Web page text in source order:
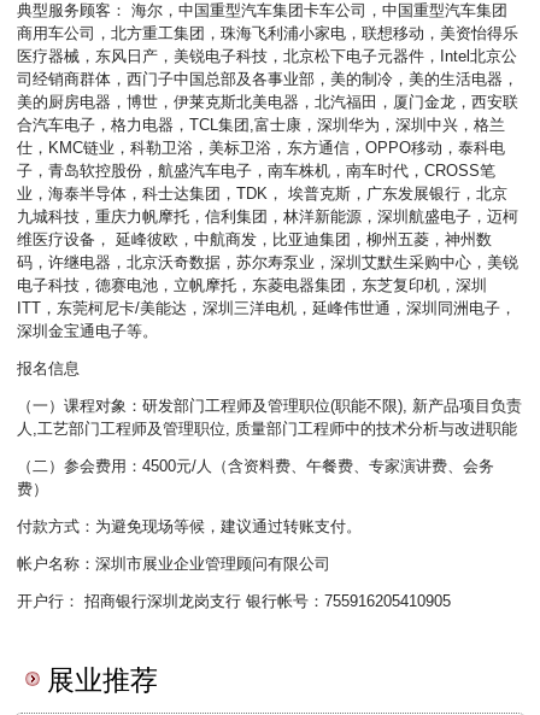
典型服务顾客： 海尔，中国重型汽车集团卡车公司，中国重型汽车集团
商用车公司，北方重工集团，珠海飞利浦小家电，联想移动，美资怡得乐
医疗器械，东风日产，美锐电子科技，北京松下电子元器件，Intel北京公
司经销商群体，西门子中国总部及各事业部，美的制冷，美的生活电器，
美的厨房电器，博世，伊莱克斯北美电器，北汽福田，厦门金龙，西安联
合汽车电子，格力电器，TCL集团,富士康，深圳华为，深圳中兴，格兰
仕，KMC链业，科勒卫浴，美标卫浴，东方通信，OPPO移动，泰科电
子，青岛软控股份，航盛汽车电子，南车株机，南车时代，CROSS笔
业，海泰半导体，科士达集团，TDK， 埃普克斯，广东发展银行，北京
九城科技，重庆力帆摩托，信利集团，林洋新能源，深圳航盛电子，迈柯
维医疗设备， 延峰彼欧，中航商发，比亚迪集团，柳州五菱，神州数
码，许继电器，北京沃奇数据，苏尔寿泵业，深圳艾默生采购中心，美锐
电子科技，德赛电池，立帆摩托，东菱电器集团，东芝复印机，深圳
ITT，东莞柯尼卡/美能达，深圳三洋电机，延峰伟世通，深圳同洲电子，
深圳金宝通电子等。
报名信息
（一）课程对象：研发部门工程师及管理职位(职能不限), 新产品项目负责
人,工艺部门工程师及管理职位, 质量部门工程师中的技术分析与改进职能
（二）参会费用：4500元/人（含资料费、午餐费、专家演讲费、会务
费）
付款方式：为避免现场等候，建议通过转账支付。
帐户名称：深圳市展业企业管理顾问有限公司
开户行： 招商银行深圳龙岗支行 银行帐号：755916205410905
展业推荐